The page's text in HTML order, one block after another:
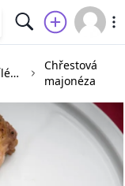
ChřestovéSlavnosti.cz - Recepty z bílého a zeleného chřestu
Chřestová
majonéza